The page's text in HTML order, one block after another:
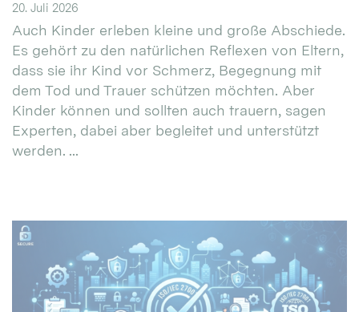
20. Juli 2026
Auch Kinder erleben kleine und große Abschiede.
Es gehört zu den natürlichen Reflexen von Eltern,
dass sie ihr Kind vor Schmerz, Begegnung mit
dem Tod und Trauer schützen möchten. Aber
Kinder können und sollten auch trauern, sagen
Experten, dabei aber begleitet und unterstützt
werden. ...